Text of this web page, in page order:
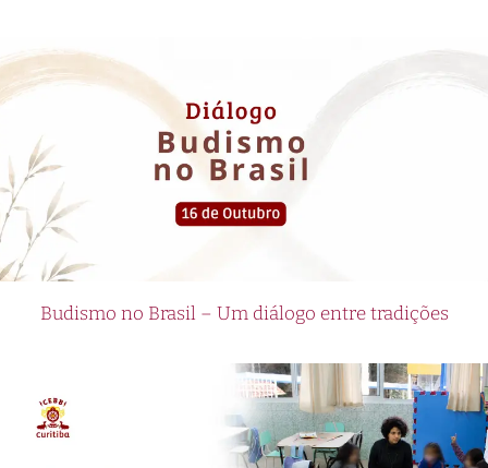
Budismo no Brasil – Um diálogo entre tradições